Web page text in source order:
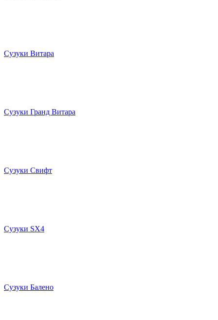
Сузуки Витара
Сузуки Гранд Витара
Сузуки Свифт
Сузуки SX4
Сузуки Балено